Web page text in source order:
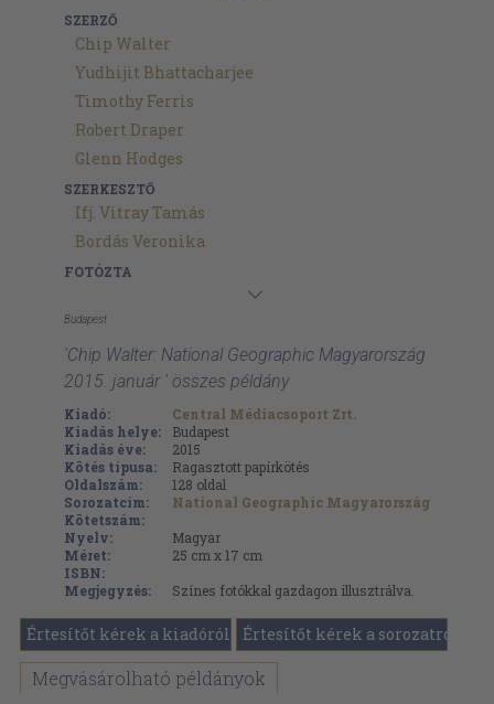
SZERZŐ
Chip Walter
Yudhijit Bhattacharjee
Timothy Ferris
Robert Draper
Glenn Hodges
SZERKESZTŐ
Ifj. Vitray Tamás
Bordás Veronika
FOTÓZTA
Budapest
'Chip Walter: National Geographic Magyarország
2015. január ' összes példány
Kiadó:
Central Médiacsoport Zrt.
Kiadás helye:
Budapest
Kiadás éve:
2015
Kötés típusa:
Ragasztott papírkötés
Oldalszám:
128 oldal
Sorozatcím:
National Geographic Magyarország
Kötetszám:
Nyelv:
Magyar
Méret:
25 cm x 17 cm
ISBN:
Megjegyzés:
Színes fotókkal gazdagon illusztrálva.
Értesítőt kérek a kiadóról Értesítőt kérek a sorozatról
Megvásárolható példányok